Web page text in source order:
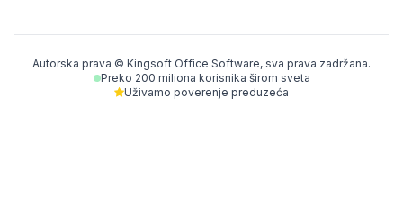
Autorska prava © Kingsoft Office Software, sva prava zadržana.
Preko 200 miliona korisnika širom sveta
Uživamo poverenje preduzeća